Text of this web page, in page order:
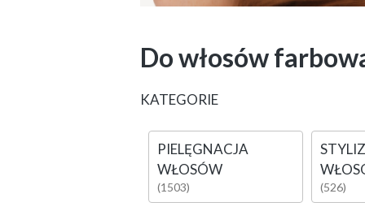
Do włosów
KATEGORIE
PIELĘGNACJA
WŁOSÓW
(1503) (526)